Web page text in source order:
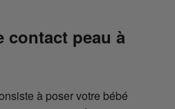
contact peau à
à poser votre bébé